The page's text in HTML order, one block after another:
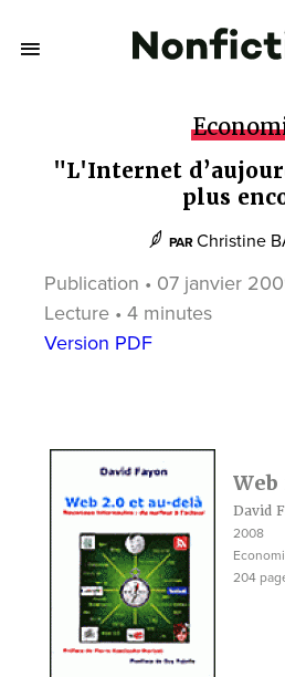
"L'Internet
plus
PAR Christine
Publication • 07 janvier
Lecture • 4 minutes
Version PDF
David
2008
204